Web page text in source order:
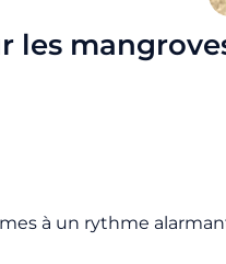
les
à un rythme